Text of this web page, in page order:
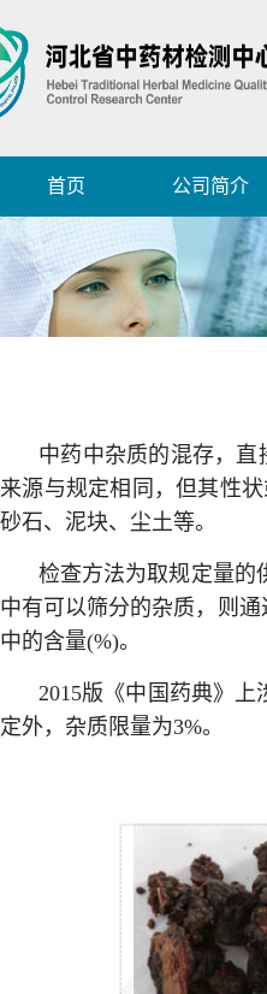
首页 公司简介
中药中杂质的混存，
来源与规定相同，但其性
砂石、泥块、尘土等。
检查方法为取规定量的
中有可以筛分的杂质，则
中的含量(%)。
2015版《中国药典》
定外，杂质限量为3%。